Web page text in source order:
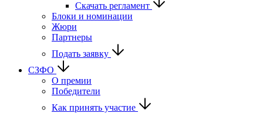
Скачать регламент
Блоки и номинации
Жюри
Партнеры
Подать заявку
СЗФО
О премии
Победители
Как принять участие